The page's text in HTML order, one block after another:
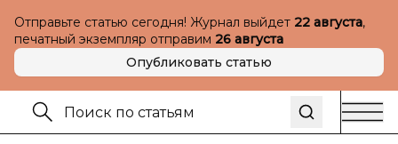
Отправьте статью сегодня! Журнал выйдет 22 августа,
печатный экземпляр отправим 26 августа
Опубликовать статью